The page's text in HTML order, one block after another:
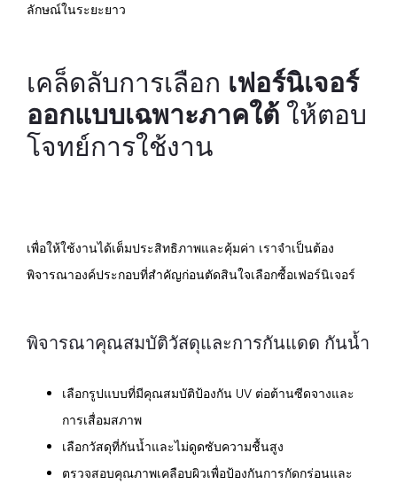
ลักษณ์ในระยะยาว
เคล็ดลับการเลือก เฟอร์นิเจอร์
ออกแบบเฉพาะภาคใต้ ให้ตอบ
โจทย์การใช้งาน
เพื่อให้ใช้งานได้เต็มประสิทธิภาพและคุ้มค่า เราจำเป็นต้อง
พิจารณาองค์ประกอบที่สำคัญก่อนตัดสินใจเลือกซื้อเฟอร์นิเจอร์
พิจารณาคุณสมบัติวัสดุและการกันแดด กันน้ำ
เลือกรูปแบบที่มีคุณสมบัติป้องกัน UV ต่อต้านซีดจางและ
การเสื่อมสภาพ
เลือกวัสดุที่กันน้ำและไม่ดูดซับความชื้นสูง
ตรวจสอบคุณภาพเคลือบผิวเพื่อป้องกันการกัดกร่อนและ